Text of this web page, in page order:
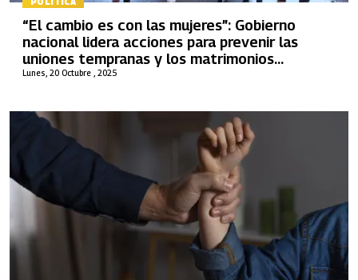
Lunes, 20 Octubre , 2025
“El cambio es con las mujeres”: Gobierno
nacional lidera acciones para prevenir las
uniones tempranas y los matrimonios
infantiles en Colombia